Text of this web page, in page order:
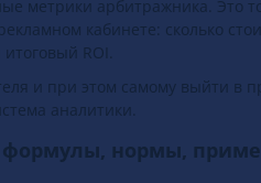
метрики арбитражника. Это
кабинете: сколько
ROI.
и при этом самому выйти в
аналитики.
формулы, нормы,